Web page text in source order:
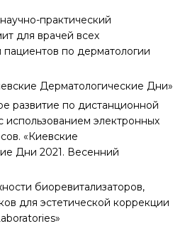
практический
для врачей всех
пациентов по дерматологии
Дерматологические Дни»
развитие по дистанционной
электронных
«Киевские
Дни 2021. Весенний
биоревитализаторов,
для эстетической коррекции